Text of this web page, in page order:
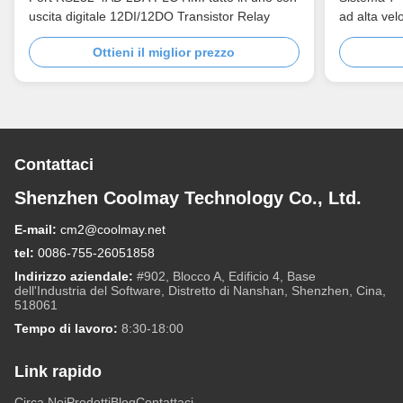
uscita digitale 12DI/12DO Transistor Relay
Ottieni il miglior prezzo
ad alta
Contattaci
Shenzhen Coolmay Technology Co., Ltd.
E-mail: cm2@coolmay.net
tel: 0086-755-26051858
Indirizzo aziendale: #902, Blocco A, Edificio 4, Base
dell'Industria del Software, Distretto di Nanshan, Shenzhen, Cina,
518061
Tempo di lavoro: 8:30-18:00
Link rapido